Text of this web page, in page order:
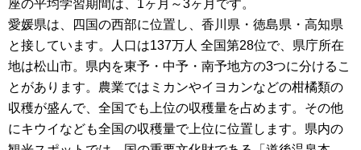
座の平均学習期間は、1ヶ月～3ヶ月です。
愛媛県は、四国の西部に位置し、香川県・徳島県・高知県
と接しています。人口は137万人 全国第28位で、県庁所在
地は松山市。県内を東予・中予・南予地方の3つに分けるこ
とがあります。農業ではミカンやイヨカンなどの柑橘類の
収穫が盛んで、全国でも上位の収穫量を占めます。その他
にキウイなども全国の収穫量で上位に位置します。県内の